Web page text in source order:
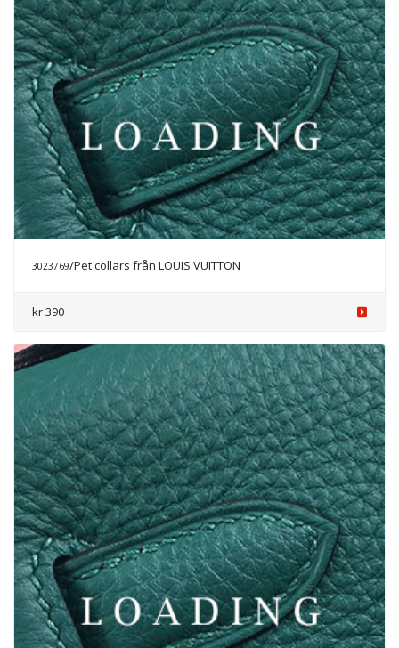
3023769/Pet collars från LOUIS VUITTON
kr 390